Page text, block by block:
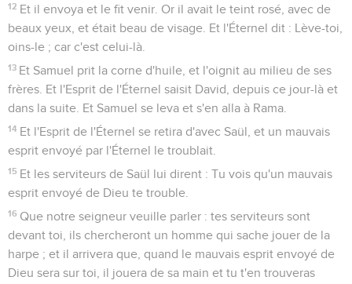
12 Et il envoya et le fit venir. Or il avait le teint rosé, avec de
beaux yeux, et était beau de visage. Et l'Éternel dit : Lève-toi,
oins-le ; car c'est celui-là.
13 Et Samuel prit la corne d'huile, et l'oignit au milieu de ses
frères. Et l'Esprit de l'Éternel saisit David, depuis ce jour-là et
dans la suite. Et Samuel se leva et s'en alla à Rama.
14 Et l'Esprit de l'Éternel se retira d'avec Saül, et un mauvais
esprit envoyé par l'Éternel le troublait.
15 Et les serviteurs de Saül lui dirent : Tu vois qu'un mauvais
esprit envoyé de Dieu te trouble.
16 Que notre seigneur veuille parler : tes serviteurs sont
devant toi, ils chercheront un homme qui sache jouer de la
harpe ; et il arrivera que, quand le mauvais esprit envoyé de
Dieu sera sur toi, il jouera de sa main et tu t'en trouveras